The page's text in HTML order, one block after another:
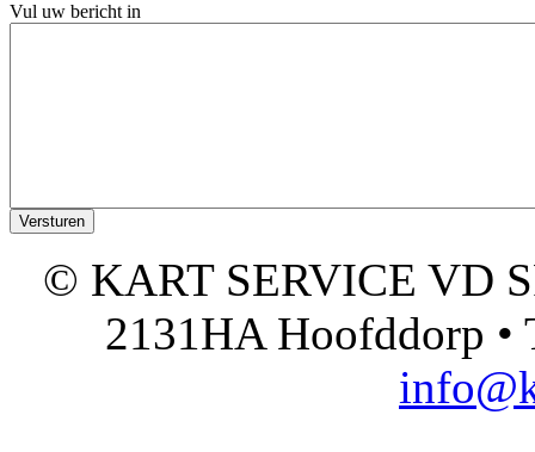
Vul uw bericht in
© KART SERVICE VD
2131HA Hoofddorp •